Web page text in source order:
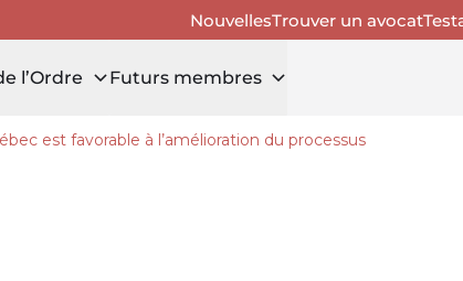
NouvellesTrouver un avocat
l’Ordre Futurs membres
est favorable à l’amélioration du processus